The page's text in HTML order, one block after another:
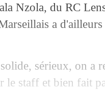
Nzola, du RC
a d'ailleurs
sérieux, on a
le staff et bien fait
Gazzetta se moque
calme le jeu